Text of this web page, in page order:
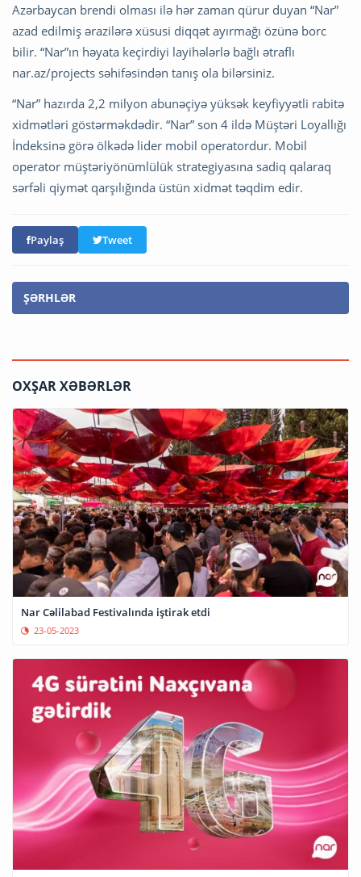
Azərbaycan brendi olması ilə hər zaman qürur duyan “Nar”
azad edilmiş ərazilərə xüsusi diqqət ayırmağı özünə borc
bilir. “Nar”ın həyata keçirdiyi layihələrlə bağlı ətraflı
nar.az/projects səhifəsindən tanış ola bilərsiniz.
“Nar” hazırda 2,2 milyon abunəçiyə yüksək keyfiyyətli rabitə
xidmətləri göstərməkdədir. “Nar” son 4 ildə Müştəri Loyallığı
İndeksinə görə ölkədə lider mobil operatordur. Mobil
operator müştəriyönümlülük strategiyasına sadiq qalaraq
sərfəli qiymət qarşılığında üstün xidmət təqdim edir.
Paylaş Tweet
ŞƏRHLƏR
OXŞAR XƏBƏRLƏR
Nar Cəlilabad Festivalında iştirak etdi
23-05-2023